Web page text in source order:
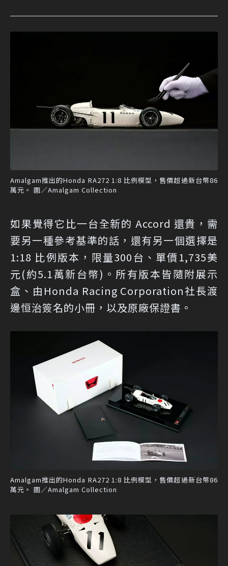
Amalgam推出的Honda RA272 1:8 比例模型，售價超過新台幣86
萬元。 圖／Amalgam Collection
如果覺得它比一台全新的 Accord 還貴，需
要另一種參考基準的話，還有另一個選擇是
1:18 比例版本，限量300台、單價1,735美
元(約5.1萬新台幣)。所有版本皆隨附展示
盒、由Honda Racing Corporation社長渡
邊恒治簽名的小冊，以及原廠保證書。
Amalgam推出的Honda RA272 1:8 比例模型，售價超過新台幣86
萬元。 圖／Amalgam Collection